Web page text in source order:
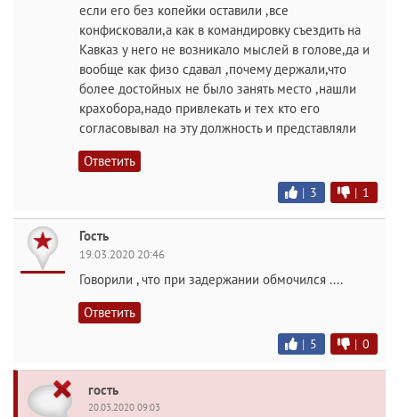
если его без копейки оставили ,все
конфисковали,а как в командировку съездить на
Кавказ у него не возникало мыслей в голове,да и
вообще как физо сдавал ,почему держали,что
более достойных не было занять место ,нашли
крахобора,надо привлекать и тех кто его
согласовывал на эту должность и представляли
Ответить
| 3 | 1
Гость
19.03.2020 20:46
Говорили , что при задержании обмочился ....
Ответить
| 5 | 0
гость
20.03.2020 09:03